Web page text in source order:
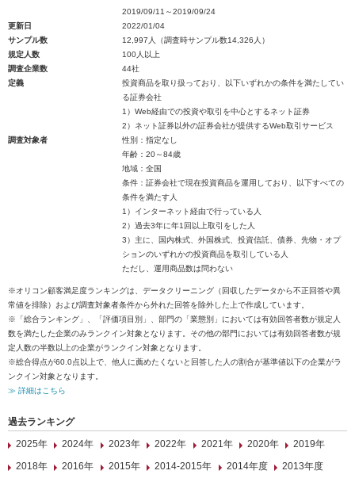
2019/09/11～2019/09/24
更新日
2022/01/04
サンプル数
12,997人（調査時サンプル数14,326人）
規定人数
100人以上
調査企業数
44社
定義
投資商品を取り扱っており、以下いずれかの条件を満たしてい
る証券会社
1）Web経由での投資や取引を中心とするネット証券
2）ネット証券以外の証券会社が提供するWeb取引サービス
調査対象者
性別：指定なし
年齢：20～84歳
地域：全国
条件：証券会社で現在投資商品を運用しており、以下すべての
条件を満たす人
1）インターネット経由で行っている人
2）過去3年に年1回以上取引をした人
3）主に、国内株式、外国株式、投資信託、債券、先物・オプ
ションのいずれかの投資商品を取引している人
ただし、運用商品数は問わない
※オリコン顧客満足度ランキングは、データクリーニング（回収したデータから不正回答や異
常値を排除）および調査対象者条件から外れた回答を除外した上で作成しています。
※「総合ランキング」、「評価項目別」、部門の「業態別」においては有効回答者数が規定人
数を満たした企業のみランクイン対象となります。その他の部門においては有効回答者数が規
定人数の半数以上の企業がランクイン対象となります。
※総合得点が60.0点以上で、他人に薦めたくないと回答した人の割合が基準値以下の企業がラ
ンクイン対象となります。
≫ 詳細はこちら
過去ランキング
2025年
2024年 2023年 2022年 2021年 2020年
2019年
2018年
2016年 2015年 2014-2015年 2014年度
2013年度